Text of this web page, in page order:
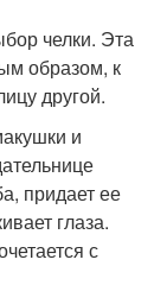
челки. Эта
образом, к
другой.
и
придает ее
глаза.
с